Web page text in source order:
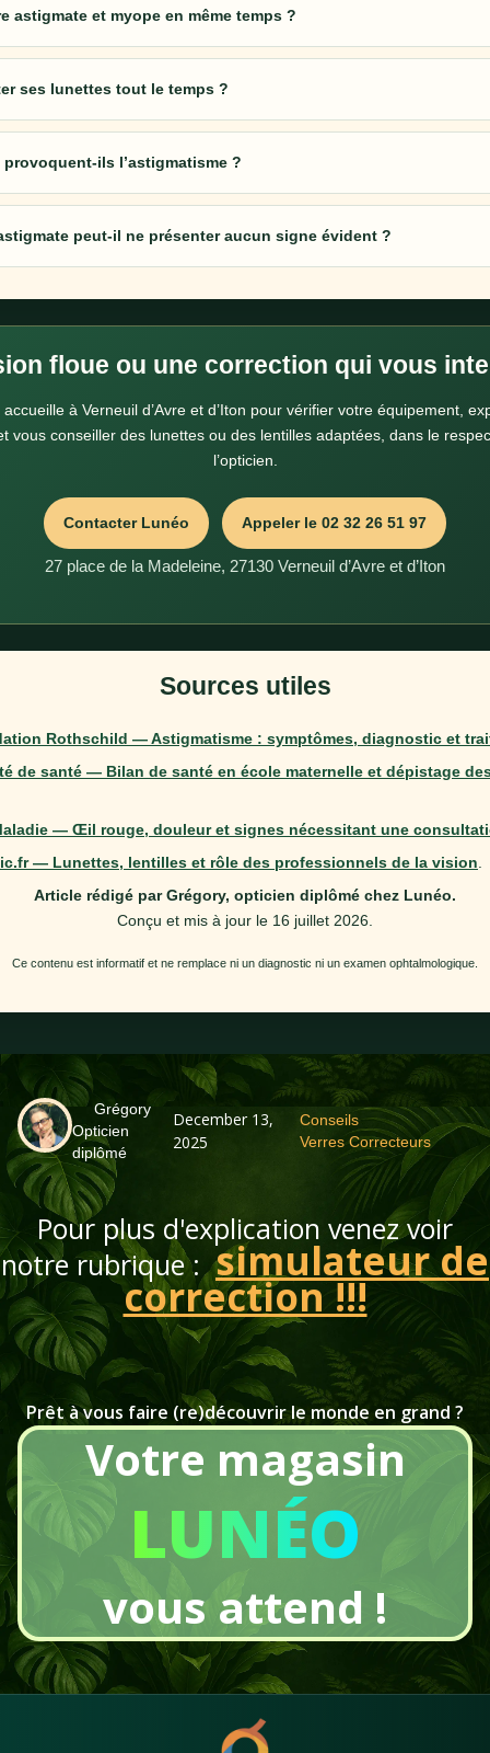
astigmate et myope en même temps ?
ses lunettes tout le temps ?
ils l’astigmatisme ?
peut-il ne présenter aucun signe évident ?
floue ou une correction qui vous
à Verneuil d’Avre et d’Iton pour vérifier votre équipement,
vous conseiller des lunettes ou des lentilles adaptées, dans le
l’opticien.
Contacter Lunéo Appeler le 02 32 26 51 97
27 place de la Madeleine, 27130 Verneuil d’Avre et d’Iton
Sources utiles
Rothschild — Astigmatisme : symptômes, diagnostic et
de santé — Bilan de santé en école maternelle et dépistage
— Œil rouge, douleur et signes nécessitant une
— Lunettes, lentilles et rôle des professionnels de la vision
Article rédigé par Grégory, opticien diplômé chez Lunéo.
Conçu et mis à jour le 16 juillet 2026
Ce contenu est informatif et ne remplace ni un diagnostic ni un examen ophtalmologique.
Grégory
Opticien
diplômé
December 13,
2025
Conseils
Verres Correcteurs
Pour plus d'explication venez voir
notre rubrique :simulateur de
correction !!!
Prêt à vous faire (re)découvrir le monde en grand ?
Votre magasin
LUNÉO
vous attend !